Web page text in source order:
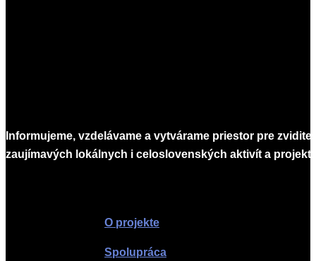
Informujeme, vzdelávame a vytvárame priestor pre
zaujímavých lokálnych i celoslovenských aktivít a
O projekte
Spolupráca